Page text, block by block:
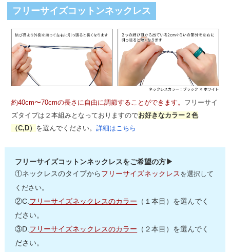
フリーサイズコットンネックレス
約40cm〜70cmの長さに自由に調節することができます。 フリーサイ
ズタイプは２本組みとなっておりますのでお好きなカラー２色
（C,D） を選んでください。 詳細はこちら
フリーサイズコットンネックレスをご希望の方▶
①ネックレスのタイプから フリーサイズネックレス を選択して
ください。
②C. フリーサイズネックレスのカラー （１本目）を選んでく
ださい。
③D. フリーサイズネックレスのカラー （２本目）を選んでく
ださい。